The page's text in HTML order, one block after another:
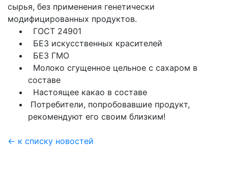
сырья, без применения генетически
модифицированных продуктов.
ГОСТ 24901
БЕЗ искусственных красителей
БЕЗ ГМО
Молоко сгущенное цельное с сахаром в
составе
Настоящее какао в составе
Потребители, попробовавшие продукт,
рекомендуют его своим близким!
← к списку новостей